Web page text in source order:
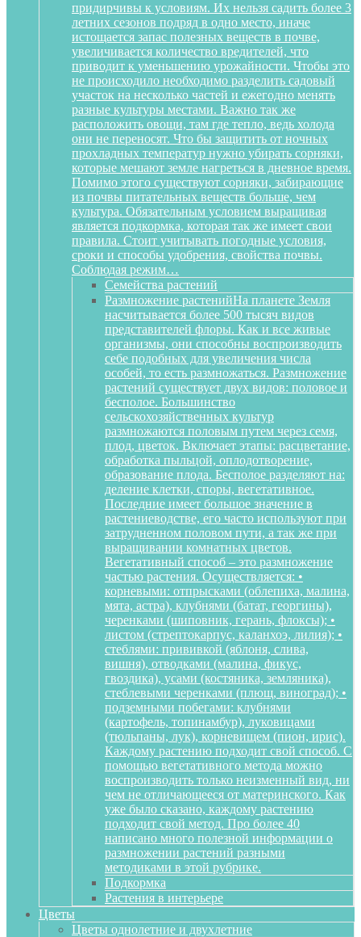
придирчивы к условиям. Их нельзя садить более 3
летних сезонов подряд в одно место, иначе
истощается запас полезных веществ в почве,
увеличивается количество вредителей, что
приводит к уменьшению урожайности. Чтобы это
не происходило необходимо разделить садовый
участок на несколько частей и ежегодно менять
разные культуры местами. Важно так же
расположить овощи, там где тепло, ведь холода
они не переносят. Что бы защитить от ночных
прохладных температур нужно убирать сорняки,
которые мешают земле нагреться в дневное время.
Помимо этого существуют сорняки, забирающие
из почвы питательных веществ больше, чем
культура. Обязательным условием выращивая
является подкормка, которая так же имеет свои
правила. Стоит учитывать погодные условия,
сроки и способы удобрения, свойства почвы.
Соблюдая режим…
Семейства растений
Размножение растенийНа планете Земля
насчитывается более 500 тысяч видов
представителей флоры. Как и все живые
организмы, они способны воспроизводить
себе подобных для увеличения числа
особей, то есть размножаться. Размножение
растений существует двух видов: половое и
бесполое. Большинство
сельскохозяйственных культур
размножаются половым путем через семя,
плод, цветок. Включает этапы: расцветание,
обработка пыльцой, оплодотворение,
образование плода. Бесполое разделяют на:
деление клетки, споры, вегетативное.
Последние имеет большое значение в
растениеводстве, его часто используют при
затрудненном половом пути, а так же при
выращивании комнатных цветов.
Вегетативный способ – это размножение
частью растения. Осуществляется: •
корневыми: отпрысками (облепиха, малина,
мята, астра), клубнями (батат, георгины),
черенками (шиповник, герань, флоксы); •
листом (стрептокарпус, каланхоэ, лилия); •
стеблями: прививкой (яблоня, слива,
вишня), отводками (малина, фикус,
гвоздика), усами (костяника, земляника),
стеблевыми черенками (плющ, виноград); •
подземными побегами: клубнями
(картофель, топинамбур), луковицами
(тюльпаны, лук), корневищем (пион, ирис).
Каждому растению подходит свой способ. С
помощью вегетативного метода можно
воспроизводить только неизменный вид, ни
чем не отличающееся от материнского. Как
уже было сказано, каждому растению
подходит свой метод. Про более 40
написано много полезной информации о
размножении растений разными
методиками в этой рубрике.
Подкормка
Растения в интерьере
Цветы
Цветы однолетние и двухлетние